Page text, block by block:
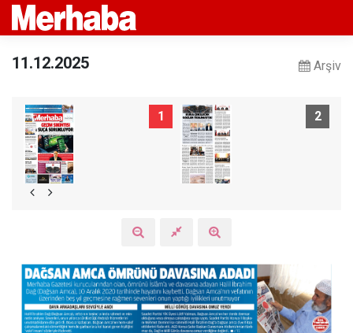
11.12.2025 Arşiv
1 2